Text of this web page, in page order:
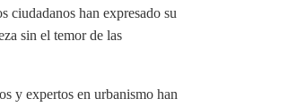
ciudadanos han expresado su
sin el temor de las
y expertos en urbanismo han